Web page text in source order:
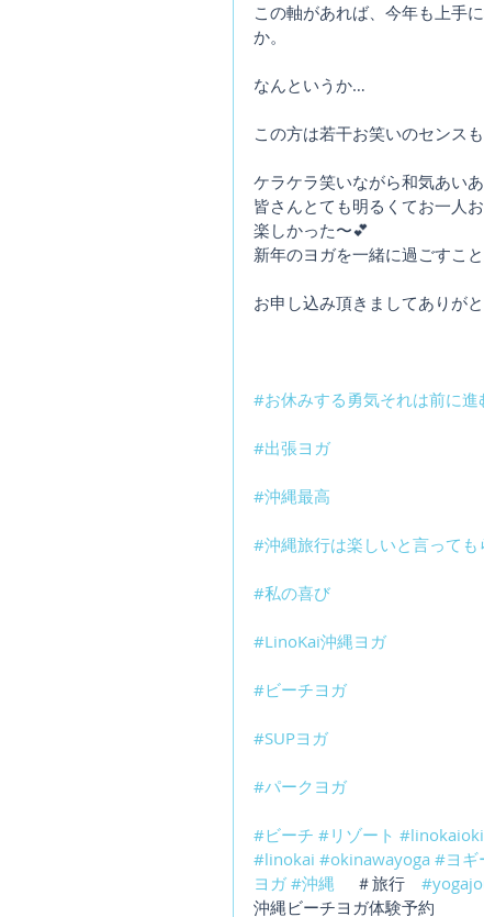
この軸があれば、今年も上手
か。
なんというか…
この方は若干お笑いのセンス
ケラケラ笑いながら和気あいあ
皆さんとても明るくてお一人
楽しかった〜💕
新年のヨガを一緒に過ごすこ
お申し込み頂きましてありが
#お休みする勇気それは前に進
#出張ヨガ
#沖縄最高
#沖縄旅行は楽しいと言っても
#私の喜び
#LinoKai沖縄ヨガ
#ビーチヨガ
#SUPヨガ
#パークヨガ
#ビーチ #リゾート
#linokai #okinawayoga #ヨギ
ヨガ #沖縄 ＃旅行
沖縄ビーチヨガ体験予約